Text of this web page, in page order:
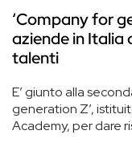
‘Company for
aziende in Italia
talenti
E’ giunto alla
generation Z’,
Academy, per dare